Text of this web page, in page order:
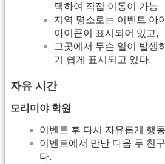
택하여 직접 이동이 가능
지역 명소로는 이벤트 아
아이콘이 표시되어 있고,
그곳에서 무슨 일이 발생
기 쉽게 표시되고 있다.
자유 시간
모리미야 학원
이벤트 후 다시 자유롭게 행
이벤트에서 만난 다음 두 친
다.